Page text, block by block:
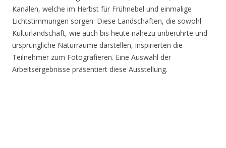
Kanälen, welche im Herbst für Frühnebel und einmalige
Lichtstimmungen sorgen. Diese Landschaften, die sowohl
Kulturlandschaft, wie auch bis heute nahezu unberührte und
ursprüngliche Naturräume darstellen, inspirierten die
Teilnehmer zum Fotografieren. Eine Auswahl der
Arbeitsergebnisse präsentiert diese Ausstellung.